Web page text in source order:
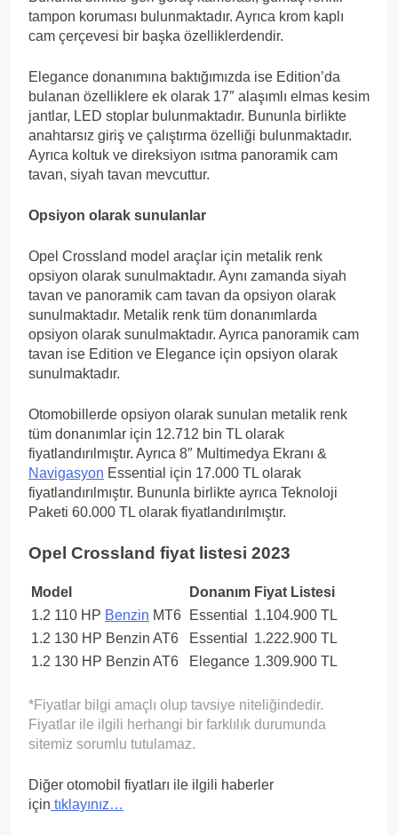
tampon koruması bulunmaktadır. Ayrıca krom kaplı
cam çerçevesi bir başka özelliklerdendir.
Elegance donanımına baktığımızda ise Edition’da
bulanan özelliklere ek olarak 17″ alaşımlı elmas kesim
jantlar, LED stoplar bulunmaktadır. Bununla birlikte
anahtarsız giriş ve çalıştırma özelliği bulunmaktadır.
Ayrıca koltuk ve direksiyon ısıtma panoramik cam
tavan, siyah tavan mevcuttur.
Opsiyon olarak sunulanlar
Opel Crossland model araçlar için metalik renk
opsiyon olarak sunulmaktadır. Aynı zamanda siyah
tavan ve panoramik cam tavan da opsiyon olarak
sunulmaktadır. Metalik renk tüm donanımlarda
opsiyon olarak sunulmaktadır. Ayrıca panoramik cam
tavan ise Edition ve Elegance için opsiyon olarak
sunulmaktadır.
Otomobillerde opsiyon olarak sunulan metalik renk
tüm donanımlar için 12.712 bin TL olarak
fiyatlandırılmıştır. Ayrıca 8″ Multimedya Ekranı &
Navigasyon Essential için 17.000 TL olarak
fiyatlandırılmıştır. Bununla birlikte ayrıca Teknoloji
Paketi 60.000 TL olarak fiyatlandırılmıştır.
Opel Crossland fiyat listesi 2023
Model Donanım Fiyat Listesi
1.2 110 HP Benzin MT6 Essential
1.104.900 TL
1.2 130 HP Benzin AT6
Essential
1.222.900 TL
1.2 130 HP Benzin AT6
Elegance 1.309.900 TL
*Fiyatlar bilgi amaçlı olup tavsiye niteliğindedir.
Fiyatlar ile ilgili herhangi bir farklılık durumunda
sitemiz sorumlu tutulamaz.
Diğer otomobil fiyatları ile ilgili haberler
için tıklayınız…